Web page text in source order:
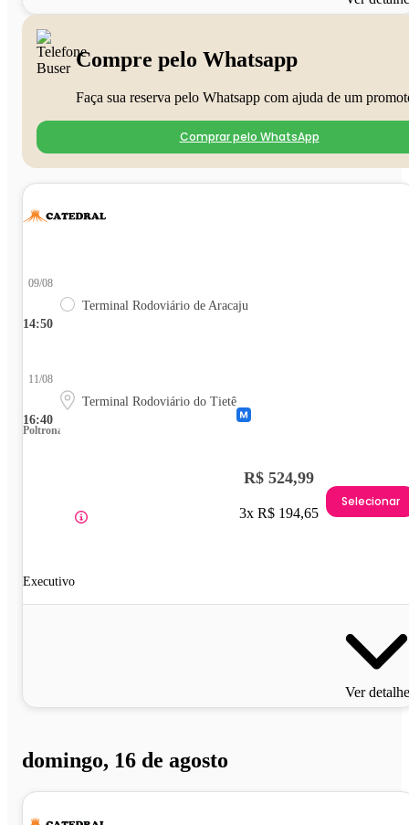
Compre pelo Whatsapp
Faça sua reserva pelo Whatsapp com ajuda de um
Comprar pelo WhatsApp
14:50
09/08
Terminal Rodoviário de Aracaju
16:40
11/08
Terminal Rodoviário do Tietê
Poltrona
Executivo
R$ 524,99
3x R$ 194,65
Selecionar
Ver
domingo, 16 de agosto